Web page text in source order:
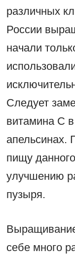
различных
России
начали
Следует
витамина C
апельсинах.
пищу
улучшению
пузыря.
себе много